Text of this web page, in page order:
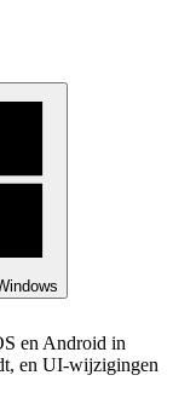
en Android in
en UI-wijzigingen